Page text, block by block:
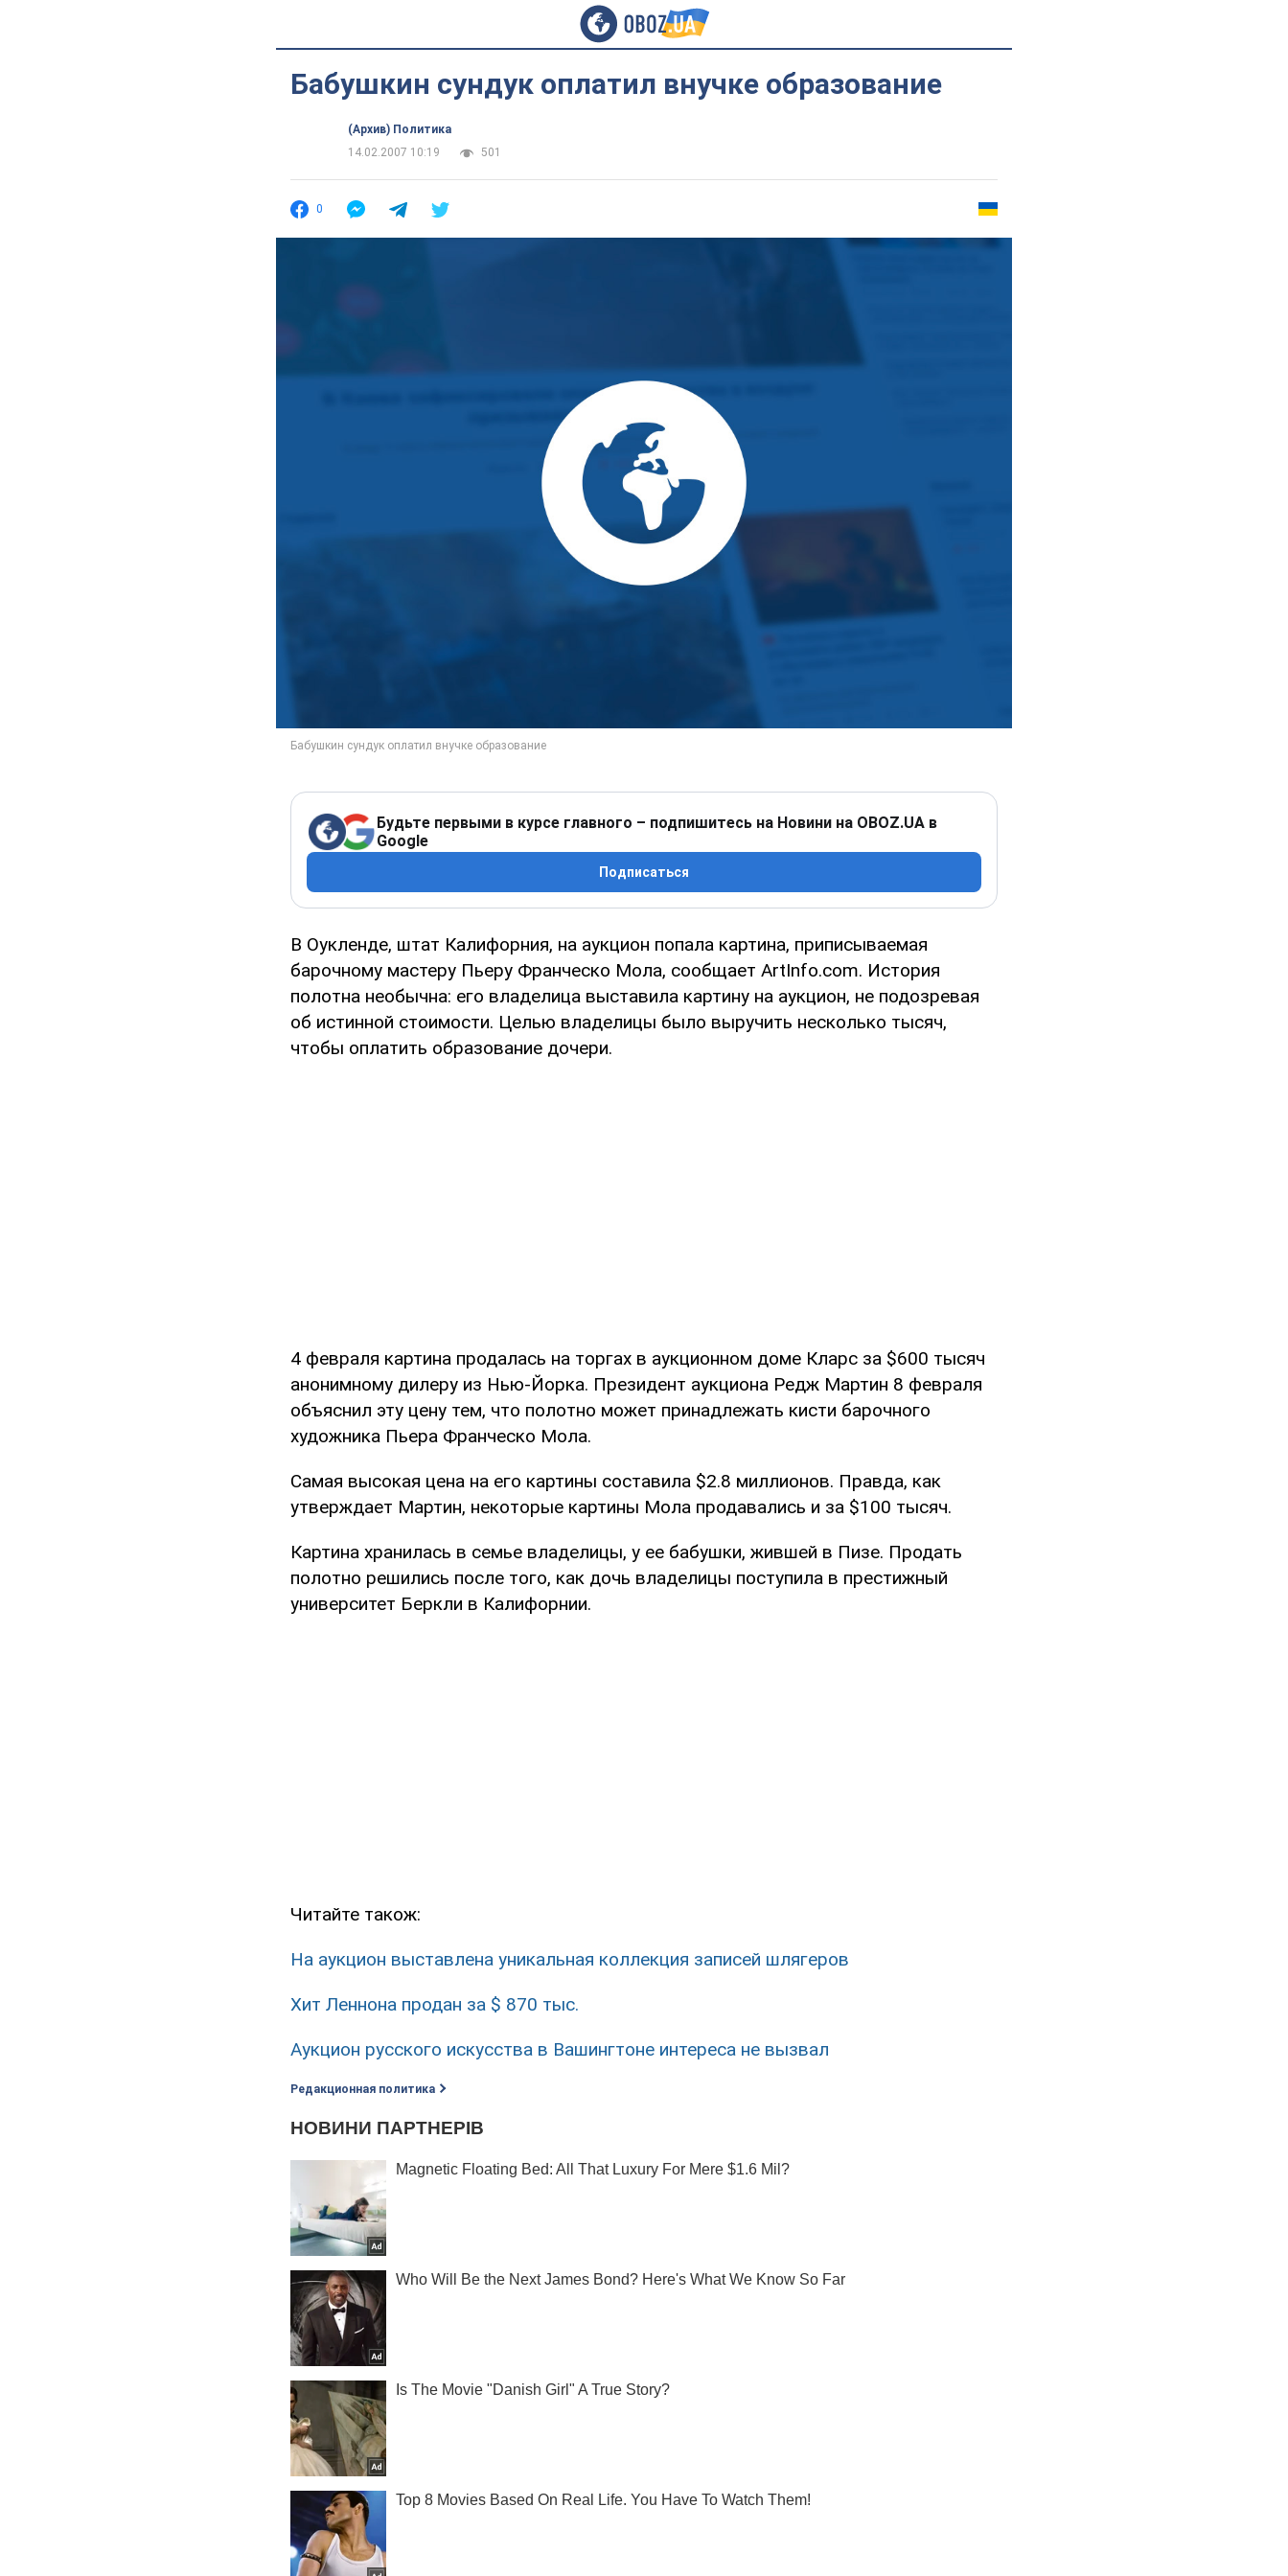
Бабушкин сундук оплатил внучке образование
(Архив) Политика
14.02.2007 10:19
501
0
Будьте первыми в курсе главного – подпишитесь на Новини на OBOZ.UA в
Google
Подписаться
В Оукленде, штат Калифорния, на аукцион попала картина, приписываемая
барочному мастеру Пьеру Франческо Мола, сообщает ArtInfo.com. История
полотна необычна: его владелица выставила картину на аукцион, не подозревая
об истинной стоимости. Целью владелицы было выручить несколько тысяч,
чтобы оплатить образование дочери.
4 февраля картина продалась на торгах в аукционном доме Кларс за $600 тысяч
анонимному дилеру из Нью-Йорка. Президент аукциона Редж Мартин 8 февраля
объяснил эту цену тем, что полотно может принадлежать кисти барочного
художника Пьера Франческо Мола.
Самая высокая цена на его картины составила $2.8 миллионов. Правда, как
утверждает Мартин, некоторые картины Мола продавались и за $100 тысяч.
Картина хранилась в семье владелицы, у ее бабушки, жившей в Пизе. Продать
полотно решились после того, как дочь владелицы поступила в престижный
университет Беркли в Калифорнии.
Читайте також:
На аукцион выставлена уникальная коллекция записей шлягеров
Хит Леннона продан за $ 870 тыс.
Аукцион русского искусства в Вашингтоне интереса не вызвал
Редакционная политика